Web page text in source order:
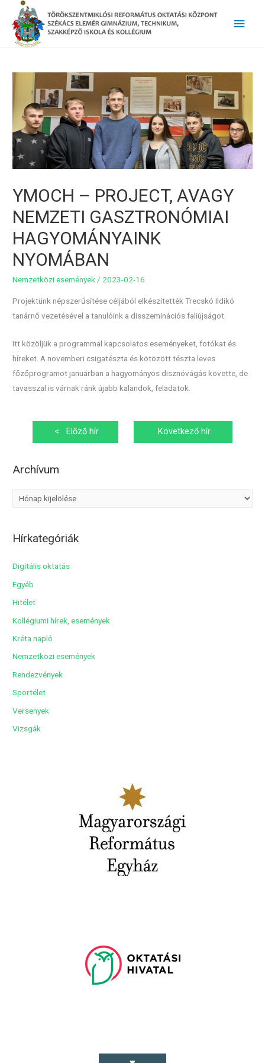
Main
YMOCH – PROJECT, AVAGY
NEMZETI GASZTRONÓMIAI
HAGYOMÁNYAINK
NYOMÁBAN
Nemzetközi események/ 2023-02-16
Projektünk népszerűsítése céljából elkészítették Trecskó Ildikó
tanárnő vezetésével a tanulóink a disszeminációs faliújságot.
Itt közöljük a programmal kapcsolatos eseményeket, fotókat és
híreket. A novemberi csigatészta és kötözött tészta leves
főzőprogramot januárban a hagyományos disznóvágás követte, de
tavasszal is várnak ránk újabb kalandok, feladatok.
Bejegyzés
navigáció
< Előző hír
Következő hír
Archívum
hHírkategóriák
Digitális oktatás
Egyéb
Hitélet
Kollégiumi hírek, események
Kréta napló
Nemzetközi események
Rendezvények
Sportélet
Versenyek
Vizsgák